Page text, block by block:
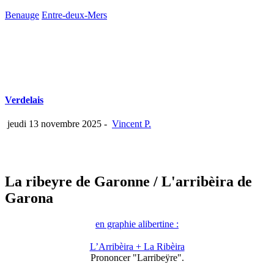
Benauge Entre-deux-Mers
Verdelais
jeudi 13 novembre 2025 - Vincent P.
La ribeyre de Garonne / L'arribèira de
Garona
en graphie alibertine :
L’Arribèira + La Ribèira
Prononcer "Larribeÿre".